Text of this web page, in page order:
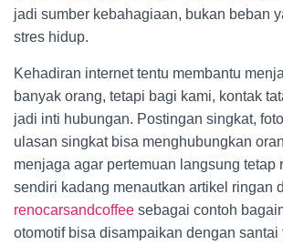
jadi sumber kebahagiaan, bukan beban
stres hidup.
Kehadiran internet tentu membantu
banyak orang, tetapi bagi kami, kontak
jadi inti hubungan. Postingan singkat,
ulasan singkat bisa menghubungkan
menjaga agar pertemuan langsung tetap
sendiri kadang menautkan artikel ringan
renocarsandcoffee sebagai contoh
otomotif bisa disampaikan dengan